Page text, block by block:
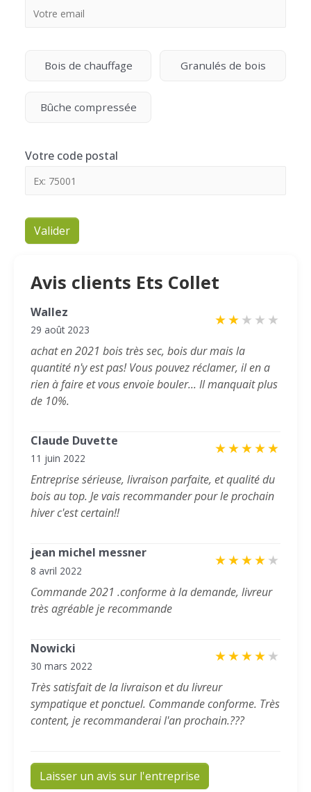
Bois de chauffage Granulés de bois
Bûche compressée
Votre code postal
Valider
Avis clients Ets Collet
Wallez ★★★ ★ ★
29 août 2023
achat en 2021 bois très sec, bois dur mais la
quantité n'y est pas! Vous pouvez réclamer, il en a
rien à faire et vous envoie bouler... Il manquait plus
de 10%.
Claude Duvette ★★★★★
11 juin 2022
Entreprise sérieuse, livraison parfaite, et qualité du
bois au top. Je vais recommander pour le prochain
hiver c'est certain!!
jean michel messner ★★★★★
8 avril 2022
Commande 2021 .conforme à la demande, livreur
très agréable je recommande
Nowicki ★★★★★
30 mars 2022
Très satisfait de la livraison et du livreur
sympatique et ponctuel. Commande conforme. Très
content, je recommanderai l'an prochain.???
Laisser un avis sur l'entreprise